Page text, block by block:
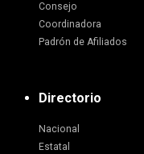
Consejo
Coordinadora
Padrón de Afiliados
Directorio
Nacional
Estatal